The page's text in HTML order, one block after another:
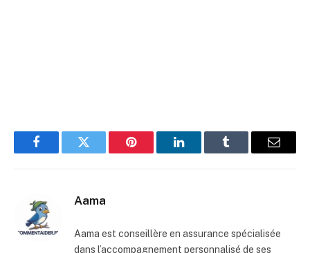
FacebookTwitter Pinterest LinkedInTumblr
E-
Aama
Aama est conseillère en assurance spécialisée
dans l’accompagnement personnalisé de ses